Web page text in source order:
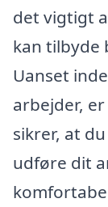
det vigtigt
kan tilbyde
Uanset
arbejder,
sikrer, at
udføre dit